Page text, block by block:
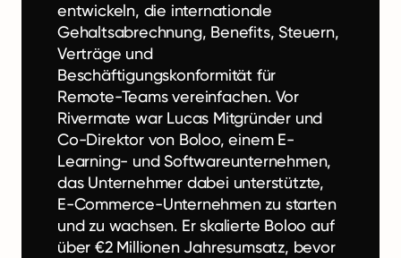
entwickeln, die internationale
Gehaltsabrechnung, Benefits, Steuern,
Verträge und
Beschäftigungskonformität für
Remote-Teams vereinfachen. Vor
Rivermate war Lucas Mitgründer und
Co-Direktor von Boloo, einem E-
Learning- und Softwareunternehmen,
das Unternehmer dabei unterstützte,
E-Commerce-Unternehmen zu starten
und zu wachsen. Er skalierte Boloo auf
über €2 Millionen Jahresumsatz, bevor